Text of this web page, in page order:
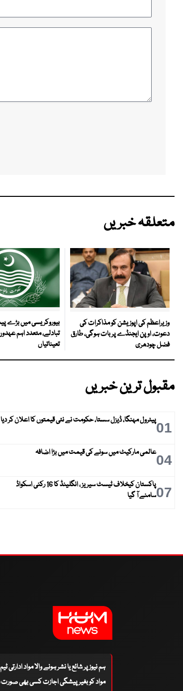
متعلقہ خبریں
وزیراعظم کی اپوزیشن کو مذاکرات کی
دعوت، اوپن ایجنڈے پر بات ہوگی، طارق
فضل چودھری
بیوروکریسی میں بڑے
تبادلے، متعدد اہم
تعیناتیاں
مقبول ترین خبریں
01پیٹرول مہنگا، ڈیزل سستا، حکومت نے نئی قیمتوں کا اعلان کر دیا
04عالمی مارکیٹ میں سونے کی قیمت میں بڑا اضافہ
07
پاکستان کیخلاف ٹیسٹ سیریز ، انگلینڈ کا 16 رکنی اسکواڈ
سامنے آ گیا
ہم نیوز پر شائع یا نشر ہونے والا مواد
مواد کو بغیر پیشگی اجازت کسی بھی صورت